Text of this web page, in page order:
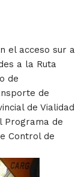
el acceso sur a
a la Ruta
de
de
de Vialidad
Programa de
Control de